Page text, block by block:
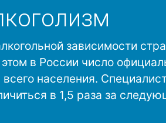
зависимости
в России число
всего населения.
в 1,5 раза за